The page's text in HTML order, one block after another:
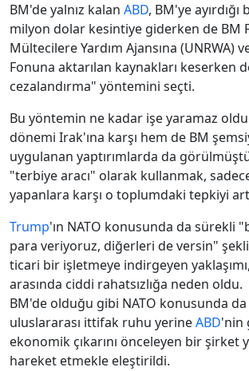
BM'de yalnız kalan ABD, BM'ye
milyon dolar kesintiye giderken de BM
Mültecilere Yardım Ajansına (UNRWA)
Fonuna aktarılan kaynakları keserken
cezalandırma" yöntemini seçti.
Bu yöntemin ne kadar işe yaramaz
dönemi Irak'ına karşı hem de BM
uygulanan yaptırımlarda da
"terbiye aracı" olarak kullanmak,
yapanlara karşı o toplumdaki tepkiyi
Trump'ın NATO konusunda da sürekli
para veriyoruz, diğerleri de versin"
ticari bir işletmeye indirgeyen
arasında ciddi rahatsızlığa neden oldu.
BM'de olduğu gibi NATO konusunda da
uluslararası ittifak ruhu yerineABD'nin
ekonomik çıkarını önceleyen bir şirket
hareket etmekle eleştirildi.